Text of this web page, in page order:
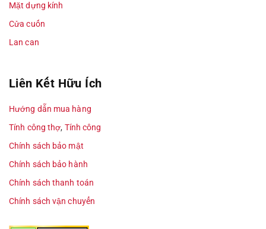
Mặt dựng kính
Cửa cuốn
Lan can
Liên Kết Hữu Ích
Hướng dẫn mua hàng
Tính công thợ, Tính công
Chính sách bảo mật
Chính sách bảo hành
Chính sách thanh toán
Chính sách vận chuyển